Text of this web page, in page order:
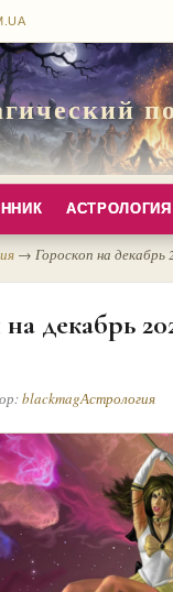
→ Гороскоп на декабрь
декабрь
blackmagАстрология